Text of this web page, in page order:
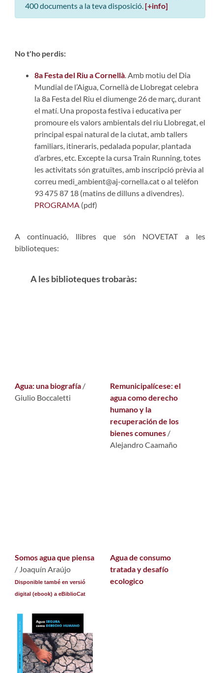
400 documents a la teva disposició. [+info]
No t'ho perdis:
8a Festa del Riu a Cornellà . Amb motiu del Dia
Mundial de l’Aigua, Cornellà de Llobregat celebra
la 8a Festa del Riu el diumenge 26 de març, durant
el matí. Una proposta festiva i educativa per
promoure els valors ambientals del riu Llobregat, el
principal espai natural de la ciutat, amb tallers
familiars, itineraris, pedalada popular, plantada
d’arbres, etc. Excepte la cursa Train Running, totes
les activitats són gratuïtes, amb inscripció prèvia al
correu medi_ambient@aj-cornella.cat o al telèfon
93 475 87 18 (matins de dilluns a divendres).
PROGRAMA (pdf)
A continuació, llibres que són NOVETAT a les
biblioteques:
A les biblioteques trobaràs:
Agua: una biografía /
Giulio Boccaletti
Remunicipalícese: el
agua como derecho
humano y la
recuperación de los
bienes comunes /
Alejandro Caamaño
Somos agua que piensa
/ Joaquín Araújo
Disponible també en versió
digital (ebook) a eBiblioCat
Agua de consumo
tratada y desafío
ecologico